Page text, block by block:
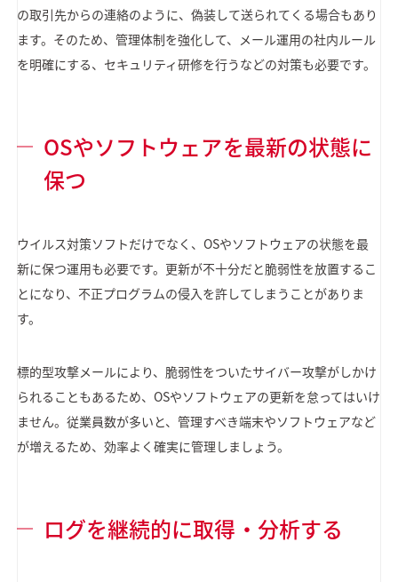
の取引先からの連絡のように、偽装して送られてくる場合もあり
ます。そのため、管理体制を強化して、メール運用の社内ルール
を明確にする、セキュリティ研修を行うなどの対策も必要です。
OSやソフトウェアを最新の状態に
保つ
ウイルス対策ソフトだけでなく、OSやソフトウェアの状態を最
新に保つ運用も必要です。更新が不十分だと脆弱性を放置するこ
とになり、不正プログラムの侵入を許してしまうことがありま
す。
標的型攻撃メールにより、脆弱性をついたサイバー攻撃がしかけ
られることもあるため、OSやソフトウェアの更新を怠ってはいけ
ません。従業員数が多いと、管理すべき端末やソフトウェアなど
が増えるため、効率よく確実に管理しましょう。
ログを継続的に取得・分析する